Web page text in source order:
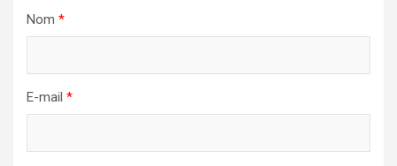
Nom *
E-mail *